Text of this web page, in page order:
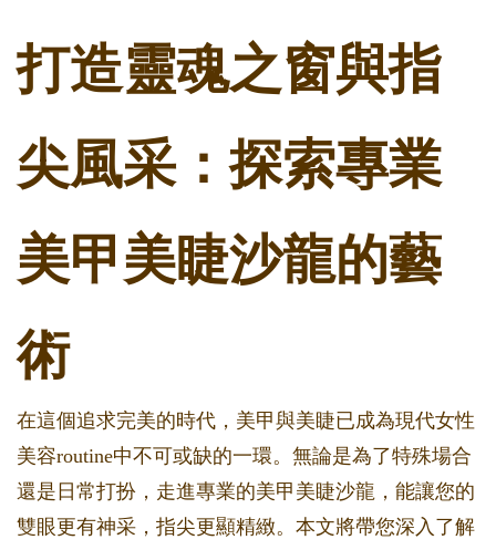
打造靈魂之窗與指
尖風采：探索專業
美甲美睫沙龍的藝
術
在這個追求完美的時代，美甲與美睫已成為現代女性
美容routine中不可或缺的一環。無論是為了特殊場合
還是日常打扮，走進專業的美甲美睫沙龍，能讓您的
雙眼更有神采，指尖更顯精緻。本文將帶您深入了解